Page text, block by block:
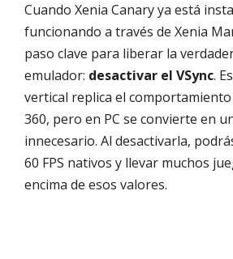
Cuando Xenia Canary ya está
funcionando a través de Xenia
paso clave para liberar la
emulador: desactivar el VSync.
vertical replica el
360, pero en PC se convierte en
innecesario. Al desactivarla,
60 FPS nativos y llevar muchos
encima de esos valores.